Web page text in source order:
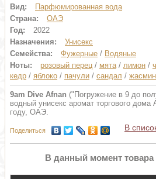
Вид:
Парфюмированная вода
Страна:
ОАЭ
Год:
2022
Назначения:
Унисекс
Семейства:
Фужерные / Водяные
Ноты:
розовый перец / мята/ лимон /
кедр / яблоко / пачули / сандал / жасмин
9am Dive Afnan ("Погружение в 9 до
водный унисекс аромат торгового
году, ОАЭ.
Поделиться В
В данный момент товара